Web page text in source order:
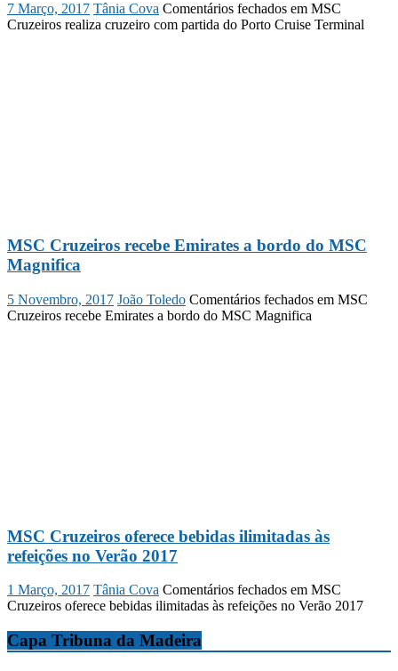
7 Março, 2017 Tânia Cova Comentários fechados em MSC
Cruzeiros realiza cruzeiro com partida do Porto Cruise Terminal
MSC Cruzeiros recebe Emirates a bordo do MSC
Magnifica
5 Novembro, 2017 João Toledo Comentários fechados em MSC
Cruzeiros recebe Emirates a bordo do MSC Magnifica
MSC Cruzeiros oferece bebidas ilimitadas às
refeições no Verão 2017
1 Março, 2017 Tânia Cova Comentários fechados em MSC
Cruzeiros oferece bebidas ilimitadas às refeições no Verão 2017
Capa Tribuna da Madeira